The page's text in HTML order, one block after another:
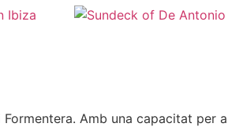
Amb una capacitat per